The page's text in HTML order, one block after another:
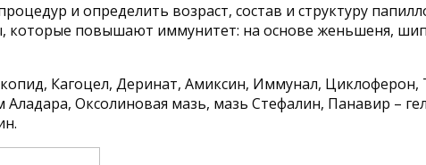
и определить возраст, состав и структуру
которые повышают иммунитет: на основе женьшеня,
Кагоцел, Деринат, Амиксин, Иммунал, Циклоферон,
Оксолиновая мазь, мазь Стефалин, Панавир –